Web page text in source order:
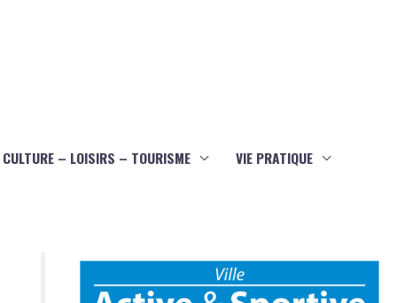
CULTURE – LOISIRS – TOURISME VIE PRATIQUE